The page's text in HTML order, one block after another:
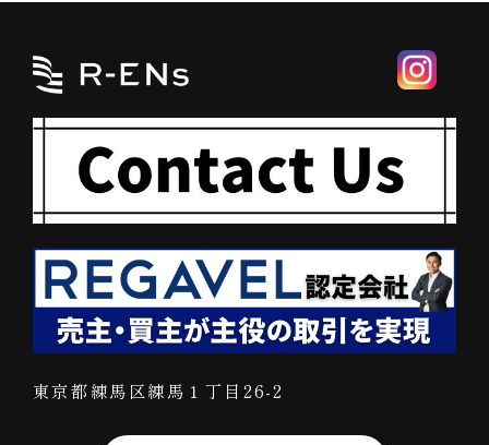
東京都練馬区練馬１丁目26-2